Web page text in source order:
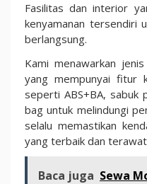
Fasilitas dan interior
kenyamanan tersendiri
berlangsung.
Kami menawarkan
yang mempunyai fitur
seperti ABS+BA, sabuk
bag untuk melindungi
selalu memastikan
yang terbaik dan
Baca juga Sewa